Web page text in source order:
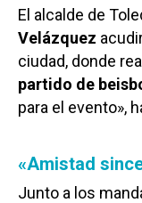
El alcalde de
Velázquez
ciudad, donde
partido de
para el evento»,
«Amistad
Junto a los